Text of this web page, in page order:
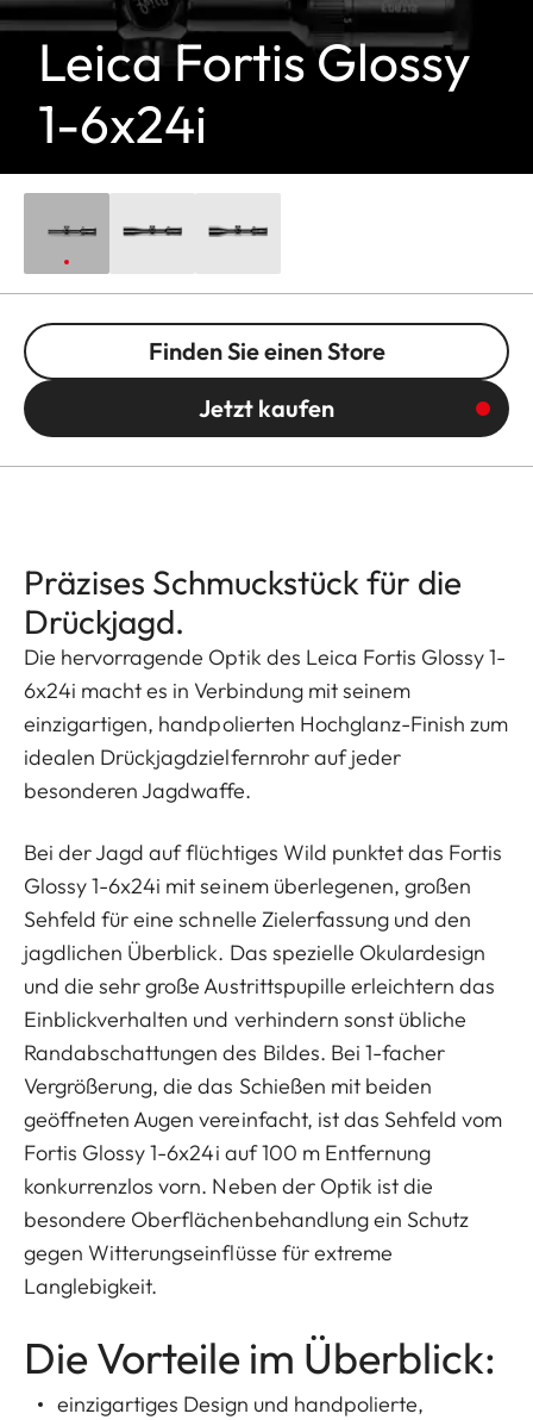
Leica Fortis Glossy
1-6x24i
Finden Sie einen Store
Jetzt kaufen
Präzises Schmuckstück für die
Drückjagd.
Die hervorragende Optik des Leica Fortis Glossy 1-
6x24i macht es in Verbindung mit seinem
einzigartigen, handpolierten Hochglanz-Finish zum
idealen Drückjagdzielfernrohr auf jeder
besonderen Jagdwaffe.
Bei der Jagd auf flüchtiges Wild punktet das Fortis
Glossy 1-6x24i mit seinem überlegenen, großen
Sehfeld für eine schnelle Zielerfassung und den
jagdlichen Überblick. Das spezielle Okulardesign
und die sehr große Austrittspupille erleichtern das
Einblickverhalten und verhindern sonst übliche
Randabschattungen des Bildes. Bei 1-facher
Vergrößerung, die das Schießen mit beiden
geöffneten Augen vereinfacht, ist das Sehfeld vom
Fortis Glossy 1-6x24i auf 100 m Entfernung
konkurrenzlos vorn. Neben der Optik ist die
besondere Oberflächenbehandlung ein Schutz
gegen Witterungseinflüsse für extreme
Langlebigkeit.
Die Vorteile im Überblick:
einzigartiges Design und handpolierte,